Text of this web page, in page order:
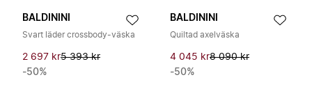
BALDININI
Svart läder crossbody-väska
2 697 kr5 393 kr
-50%
BALDININI
Quiltad axelväska
4 045 kr8 090 kr
-50%